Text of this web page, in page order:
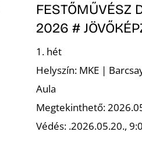
FESTŐMŰVÉSZ
2026 #
1. hét
Helyszín: MKE |
Aula
Megtekinthető:
Védés: .2026.05.20.,